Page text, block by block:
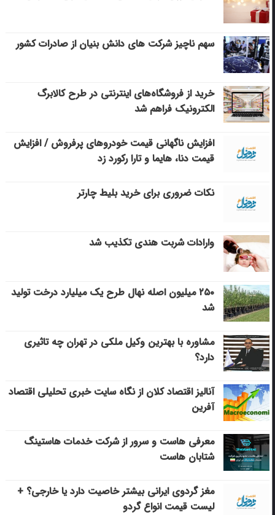
سهم ناچیز شرکت های دانش بنیان از صادرات کشور
خرید از فروشگاه‌های اینترنتی در طرح کالابرگ
الکترونیک فراهم شد
افزایش ناگهانی قیمت خودروهای پرفروش / افزایش
قیمت دنا، هایما و تارا رکورد زد
نکات ضروری برای خرید بلیط چارتر
وارادات شربت هندی تکذیب شد
۲۵۰ میلیون اصله نهال طرح یک میلیارد درخت تولید
شد
مشاوره با بهترین وکیل ملکی در تهران چه تاثیری
دارد؟
آنالیز اقتصاد کلان از نگاه سایت خبری تحلیلی اقتصاد
آفرین
معرفی هاست و سرور از شرکت خدمات هاستینگ
شتابان هاست
مغز گردوی ایرانی بیشتر خاصیت دارد یا خارجی؟ +
لیست قیمت انواع گردو